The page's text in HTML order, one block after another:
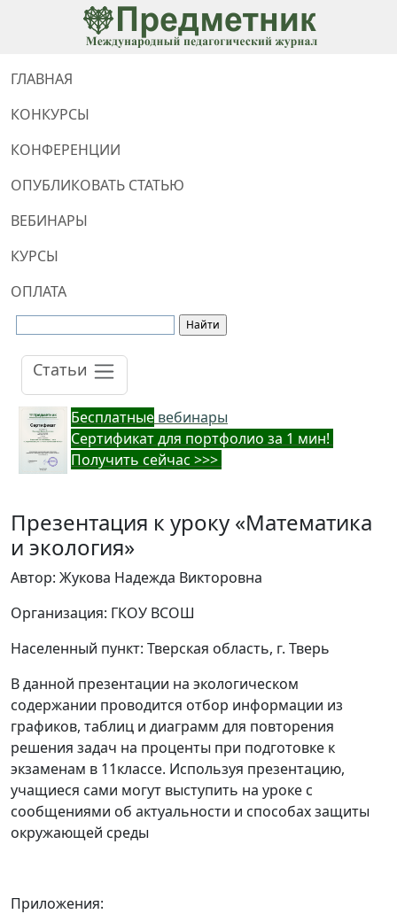
ГЛАВНАЯ
КОНКУРСЫ
КОНФЕРЕНЦИИ
ОПУБЛИКОВАТЬ СТАТЬЮ
ВЕБИНАРЫ
КУРСЫ
ОПЛАТА
Статьи
Бесплатные вебинары
Cертификат для портфолио за 1 мин!
Получить сейчас >>>
Презентация к уроку «Математика
и экология»
Автор: Жукова Надежда Викторовна
Организация: ГКОУ ВСОШ
Населенный пункт: Тверская область, г. Тверь
В данной презентации на экологическом
содержании проводится отбор информации из
графиков, таблиц и диаграмм для повторения
решения задач на проценты при подготовке к
экзаменам в 11классе. Используя презентацию,
учащиеся сами могут выступить на уроке с
сообщениями об актуальности и способах защиты
окружающей среды
Приложения: